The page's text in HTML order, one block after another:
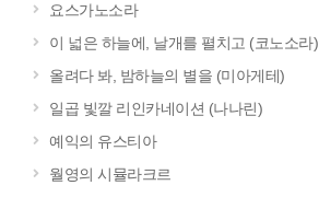
요스가노소라
이 넓은 하늘에, 날개를 펼치고 (코노소라)
올려다 봐, 밤하늘의 별을 (미아게테)
일곱 빛깔 리인카네이션 (나나린)
예익의 유스티아
월영의 시뮬라크르